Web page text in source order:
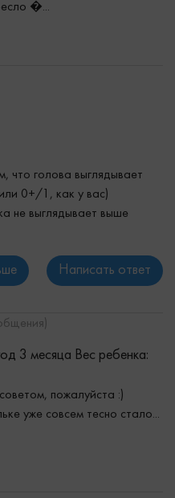
�...
что голова выглядывает
0+/1, как у вас)
не выглядывает выше
Написать ответ
3 месяца Вес ребенка:
пожалуйста :)
уже совсем тесно стало...